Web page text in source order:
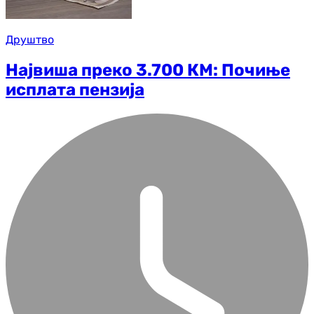
Друштво
Највиша преко 3.700 КМ: Почиње
исплата пензија